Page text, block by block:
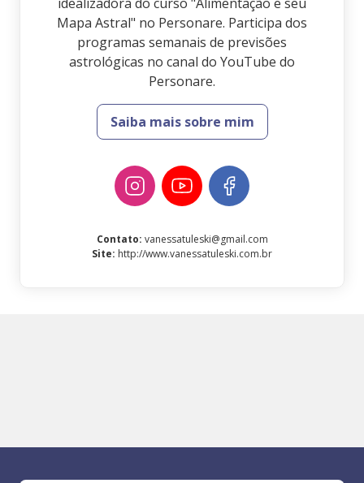
idealizadora do curso "Alimentação e seu
Mapa Astral" no Personare. Participa dos
programas semanais de previsões
astrológicas no canal do YouTube do
Personare.
Saiba mais sobre mim
Contato: vanessatuleski@gmail.com
Site: http://www.vanessatuleski.com.br